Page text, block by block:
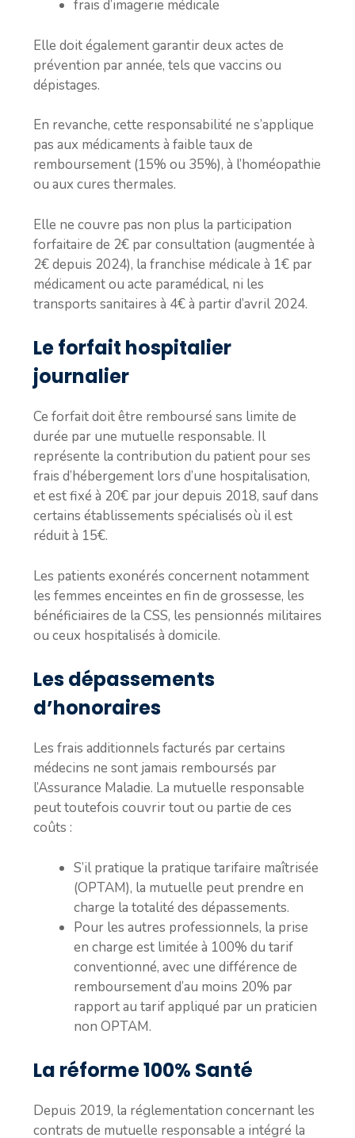
frais d’imagerie médicale
Elle doit également garantir deux actes de
prévention par année, tels que vaccins ou
dépistages.
En revanche, cette responsabilité ne s’applique
pas aux médicaments à faible taux de
remboursement (15% ou 35%), à l’homéopathie
ou aux cures thermales.
Elle ne couvre pas non plus la participation
forfaitaire de 2€ par consultation (augmentée à
2€ depuis 2024), la franchise médicale à 1€ par
médicament ou acte paramédical, ni les
transports sanitaires à 4€ à partir d’avril 2024.
Le forfait hospitalier
journalier
Ce forfait doit être remboursé sans limite de
durée par une mutuelle responsable. Il
représente la contribution du patient pour ses
frais d’hébergement lors d’une hospitalisation,
et est fixé à 20€ par jour depuis 2018, sauf dans
certains établissements spécialisés où il est
réduit à 15€.
Les patients exonérés concernent notamment
les femmes enceintes en fin de grossesse, les
bénéficiaires de la CSS, les pensionnés militaires
ou ceux hospitalisés à domicile.
Les dépassements
d’honoraires
Les frais additionnels facturés par certains
médecins ne sont jamais remboursés par
l’Assurance Maladie. La mutuelle responsable
peut toutefois couvrir tout ou partie de ces
coûts :
S’il pratique la pratique tarifaire maîtrisée
(OPTAM), la mutuelle peut prendre en
charge la totalité des dépassements.
Pour les autres professionnels, la prise
en charge est limitée à 100% du tarif
conventionné, avec une différence de
remboursement d’au moins 20% par
rapport au tarif appliqué par un praticien
non OPTAM.
La réforme 100% Santé
Depuis 2019, la réglementation concernant les
contrats de mutuelle responsable a intégré la